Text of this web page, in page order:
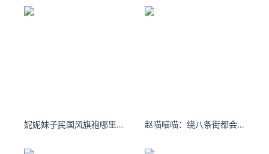
https://www.ijiandao.com/media/star/454189.html
妮妮妹子民国风旗袍哪里来的神仙颜值 赵喵喵喵：绕八条街都会说偶遇 #今天穿什么# ​​​